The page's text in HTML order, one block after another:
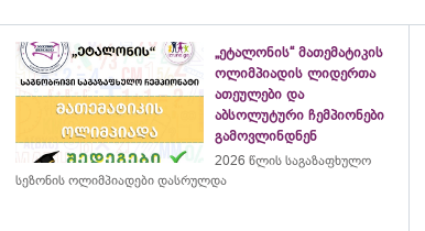
„ეტალონის“ მათემატიკის
ოლიმპიადის ლიდერთა
ათეულები და
აბსოლუტური ჩემპიონები
გამოვლინდნენ
2026 წლის საგაზაფხულო
სეზონის ოლიმპიადები დასრულდა